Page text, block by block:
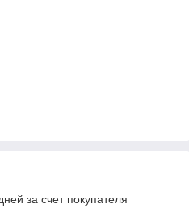
за счет покупателя